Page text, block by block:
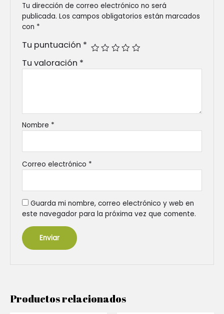
Tu dirección de correo electrónico no será
publicada. Los campos obligatorios están marcados
con *
Tu puntuación *
Tu valoración *
Nombre *
Correo electrónico *
Guarda mi nombre, correo electrónico y web en
este navegador para la próxima vez que comente.
Productos relacionados